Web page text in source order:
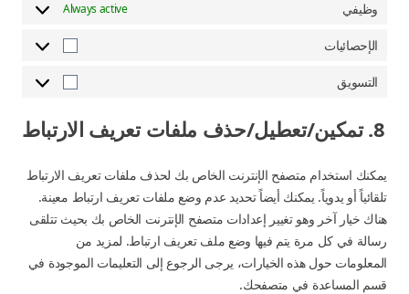
وظيفي Always active
الإحصائيات
الإحصائيات
التسويق
التسويق
8. تمكين/تعطيل/حذف ملفات تعريف الارتباط
يمكنك استخدام متصفح الإنترنت الخاص بك لحذف ملفات تعريف الارتباط
تلقائياً أو يدوياً. يمكنك أيضاً تحديد عدم وضع ملفات تعريف ارتباط معينة.
هناك خيار آخر وهو تغيير إعدادات متصفح الإنترنت الخاص بك بحيث تتلقى
رسالة في كل مرة يتم فيها وضع ملف تعريف ارتباط. لمزيد من
المعلومات حول هذه الخيارات، يرجى الرجوع إلى التعليمات الموجودة في
قسم المساعدة في متصفحك.